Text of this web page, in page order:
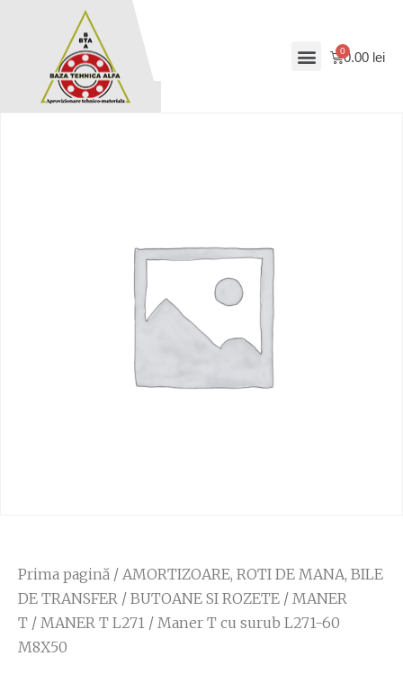
0.00 lei
Prima pagină / AMORTIZOARE, ROTI DE MANA, BILE
DE TRANSFER / BUTOANE SI ROZETE / MANER
T / MANER T L271 / Maner T cu surub L271-60
M8X50